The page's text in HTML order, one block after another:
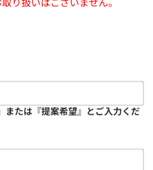
または『提案希望』とご入力くだ